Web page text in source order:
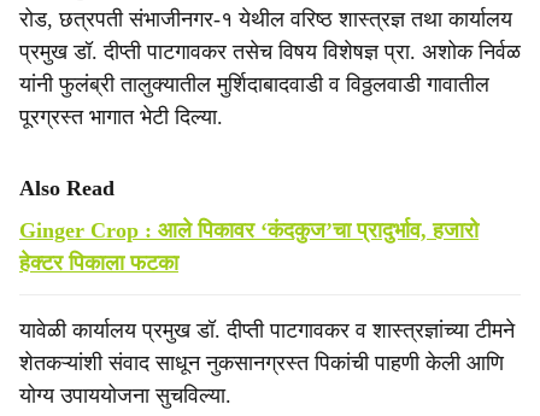
रोड, छत्रपती संभाजीनगर-१ येथील वरिष्ठ शास्त्रज्ञ तथा कार्यालय
प्रमुख डॉ. दीप्ती पाटगावकर तसेच विषय विशेषज्ञ प्रा. अशोक निर्वळ
यांनी फुलंब्री तालुक्यातील मुर्शिदाबादवाडी व विठ्ठलवाडी गावातील
पूरग्रस्त भागात भेटी दिल्या.
Also Read
Ginger Crop : आले पिकावर ‘कंदकुज’चा प्रादुर्भाव, हजारो
हेक्टर पिकाला फटका
यावेळी कार्यालय प्रमुख डॉ. दीप्ती पाटगावकर व शास्त्रज्ञांच्या टीमने
शेतकऱ्यांशी संवाद साधून नुकसानग्रस्त पिकांची पाहणी केली आणि
योग्य उपाययोजना सुचविल्या.